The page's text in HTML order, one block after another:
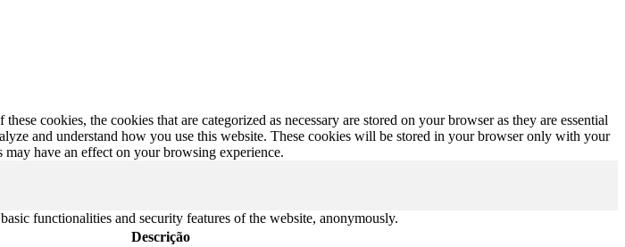
cookies, the cookies that are categorized as necessary are stored on your browser as they are essential
and understand how you use this website. These cookies will be stored in your browser only with your
have an effect on your browsing experience.
functionalities and security features of the website, anonymously.
Descrição